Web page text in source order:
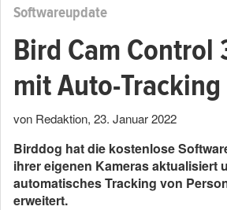
Softwareupdate
Bird Cam Control
mit Auto-Tracking
von Redaktion, 23. Januar 2022
Birddog hat die kostenlose
ihrer eigenen Kameras aktualisiert
automatisches Tracking von
erweitert.